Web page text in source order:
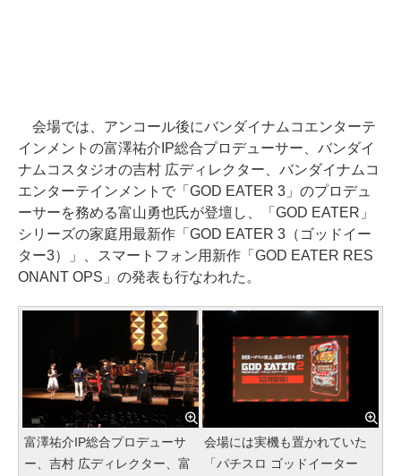
会場では、アンコール後にバンダイナムコエンターテ
インメントの富澤祐介IP総合プロデューサー、バンダイ
ナムコスタジオの吉村 広ディレクター、バンダイナムコ
エンターテインメントで「GOD EATER 3」のプロデュ
ーサーを務める富山勇也氏が登壇し、「GOD EATER」
シリーズの家庭用最新作「GOD EATER 3（ゴッドイー
ター3）」、スマートフォン用新作「GOD EATER RES
ONANT OPS」の発表も行なわれた。
富澤祐介IP総合プロデューサ
ー、吉村 広ディレクター、富
会場には実機も置かれていた
「パチスロ ゴッドイーター